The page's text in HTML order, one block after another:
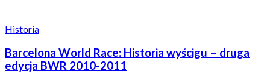
Historia
Barcelona World Race: Historia wyścigu – druga
edycja BWR 2010-2011